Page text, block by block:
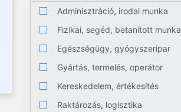
Adminisztráció, irodai munka
Fizikai, segéd, betanított munka
Egészségügy, gyógyszeripar
Gyártás, termelés, operátor
Kereskedelem, értékesítés
Raktározás, logisztika